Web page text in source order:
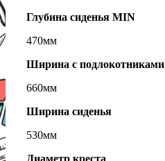
Глубина сиденья MIN
470мм
Ширина с подлокотниками
660мм
Ширина сиденья
530мм
Диаметр креста